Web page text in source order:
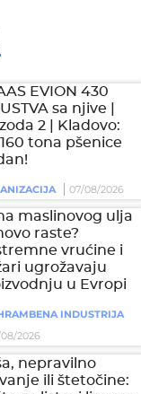
EVION 430
sa njive |
2 | Kladovo:
160 tona pšenice
07/08/2026
maslinovog ulja
raste?
vrućine i
ugrožavaju
u Evropi
INDUSTRIJA
2026
nepravilno
ili štetočine: